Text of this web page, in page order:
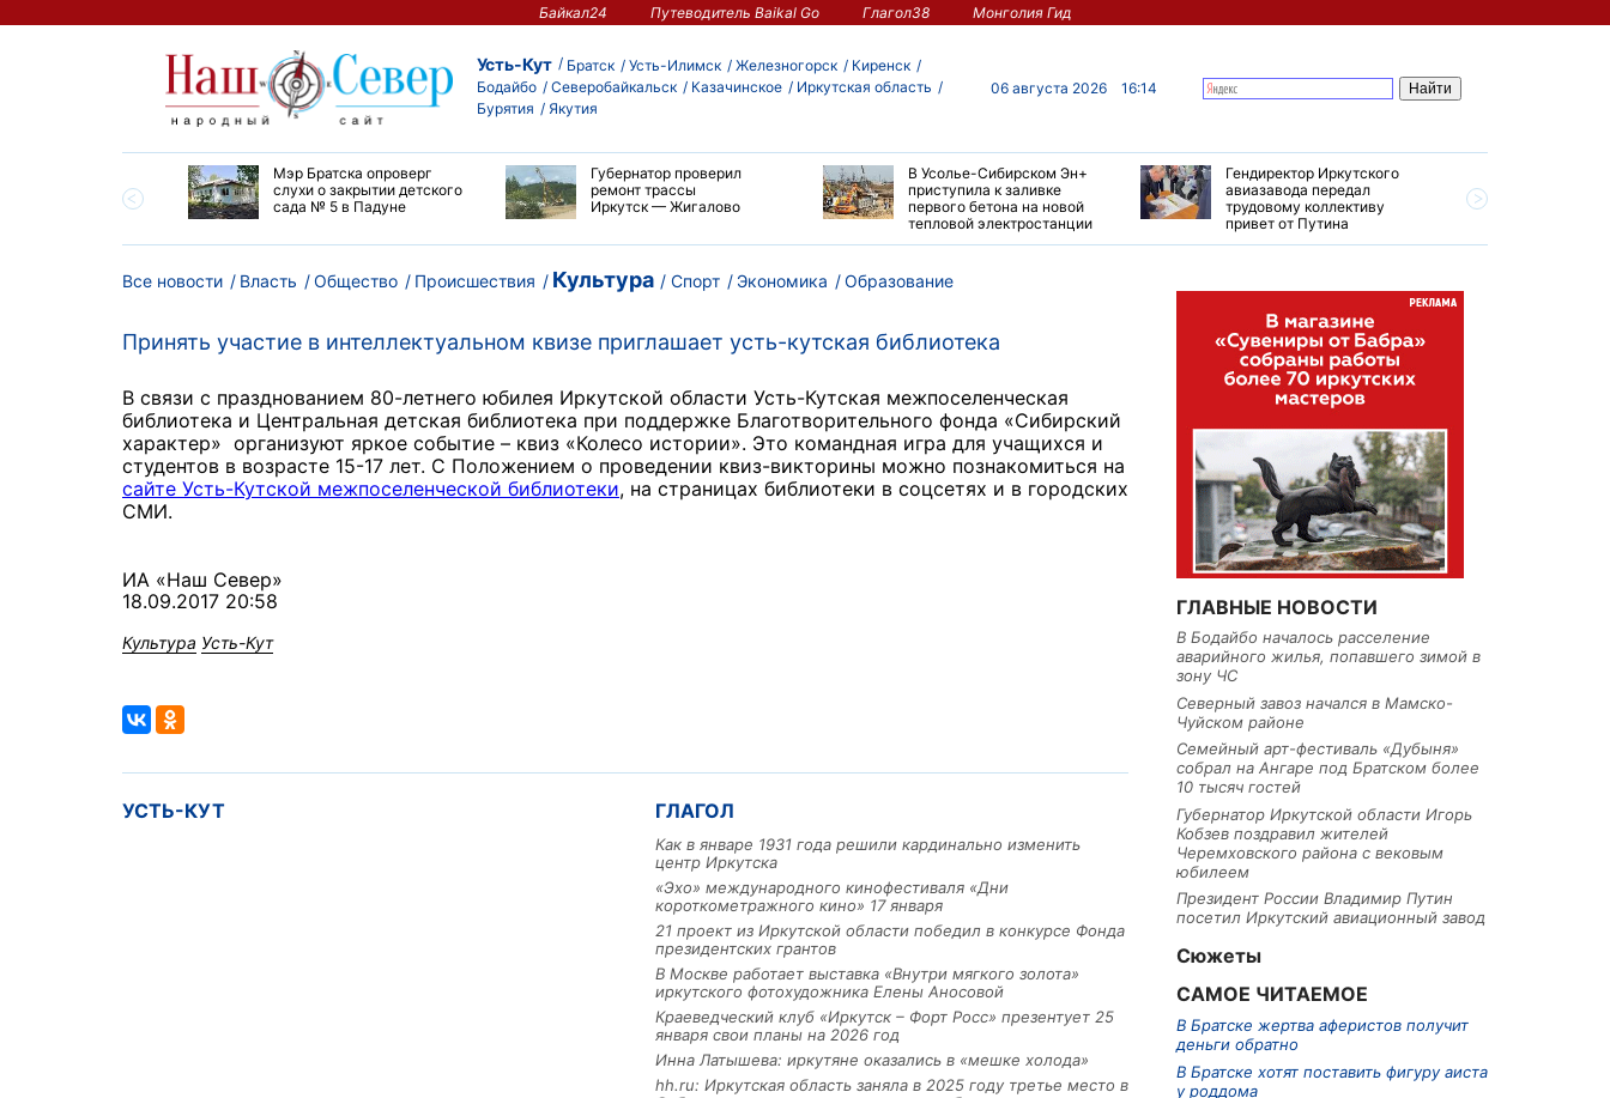
Байкал24 Путеводитель Baikal Go Глагол38 Монголия Гид
Усть-Кут Братск Усть-Илимск Железногорск
Киренск
Бодайбо
Северобайкальск Казачинское
Иркутская область
Бурятия
Якутия
06 августа 2026 16:14
Мэр Братска опроверг
слухи о закрытии детского
сада № 5 в Падуне
Губернатор проверил
ремонт трассы
Иркутск — Жигалово
В Усолье-Сибирском Эн+
приступила к заливке
первого бетона на новой
тепловой электростанции
Гендиректор Иркутского
авиазавода передал
трудовому коллективу
привет от Путина
Все новости Власть Общество Происшествия Культура Спорт Экономика Образование
Принять участие в интеллектуальном квизе приглашает усть-кутская библиотека
В связи с празднованием 80-летнего юбилея Иркутской области Усть-Кутская межпоселенческая
библиотека и Центральная детская библиотека при поддержке Благотворительного фонда «Сибирский
характер» организуют яркое событие – квиз «Колесо истории». Это командная игра для учащихся и
студентов в возрасте 15-17 лет. С Положением о проведении квиз-викторины можно познакомиться на
сайте Усть-Кутской межпоселенческой библиотеки, на страницах библиотеки в соцсетях и в городских
СМИ.
ИА «Наш Север»
18.09.2017 20:58
Культура Усть-Кут
УСТЬ-КУТ ГЛАГОЛ
Как в январе 1931 года решили кардинально изменить
центр Иркутска
«Эхо» международного кинофестиваля «Дни
короткометражного кино» 17 января
21 проект из Иркутской области победил в конкурсе Фонда
президентских грантов
В Москве работает выставка «Внутри мягкого золота»
иркутского фотохудожника Елены Аносовой
Краеведческий клуб «Иркутск – Форт Росс» презентует 25
января свои планы на 2026 год
Инна Латышева: иркутяне оказались в «мешке холода»
hh.ru: Иркутская область заняла в 2025 году третье место в
ГЛАВНЫЕ НОВОСТИ
В Бодайбо началось расселение
аварийного жилья, попавшего зимой в
зону ЧС
Северный завоз начался в Мамско-
Чуйском районе
Семейный арт-фестиваль «Дубыня»
собрал на Ангаре под Братском более
10 тысяч гостей
Губернатор Иркутской области Игорь
Кобзев поздравил жителей
Черемховского района с вековым
юбилеем
Президент России Владимир Путин
посетил Иркутский авиационный завод
Сюжеты
САМОЕ ЧИТАЕМОЕ
В Братске жертва аферистов получит
деньги обратно
В Братске хотят поставить фигуру аиста
у роддома